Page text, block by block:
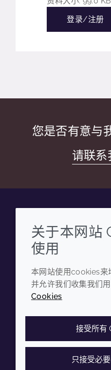
登录/注册
您是否有意与
请联系
Wechat
企业
年度报告
可持续发展报告
关于本网站
使用
本网站使用cookies来
并允许我们收集我们
Cookies
接受所有
只接受必